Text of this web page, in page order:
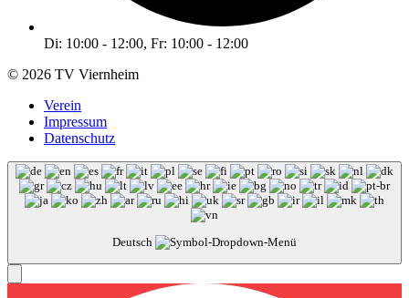
Di: 10:00 - 12:00, Fr: 10:00 - 12:00
© 2026 TV Viernheim
Verein
Impressum
Datenschutz
Deutsch